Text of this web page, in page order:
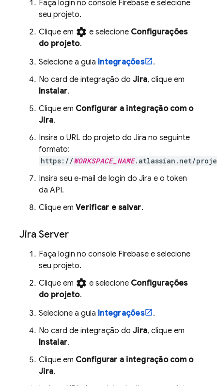
Faça login no console Firebase e selecione
seu projeto.
Clique em settings e selecione Configurações
do projeto.
Selecione a guia Integrações
.
No card de integração do Jira, clique em
Instalar.
Clique em Configurar a integração com o
Jira.
Insira o URL do projeto do Jira no seguinte
formato:
https://WORKSPACE_NAME.atlassian.net/
Insira seu e-mail de login do Jira e o token
da API.
Clique em Verificar e salvar.
Jira Server
Faça login no console Firebase e selecione
seu projeto.
Clique em settings e selecione Configurações
do projeto.
Selecione a guia Integrações
.
No card de integração do Jira, clique em
Instalar.
Clique em Configurar a integração com o
Jira.